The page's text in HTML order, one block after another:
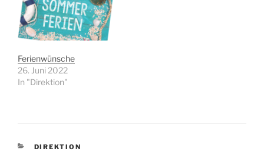
Ferienwünsche
26. Juni 2022
In "Direktion"
KATEGORIEN
DIREKTION